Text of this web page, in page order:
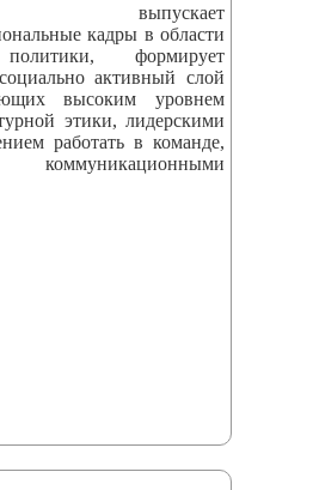
выпускает
кадры в области
формирует
активный слой
высоким уровнем
этики, лидерскими
работать в команде,